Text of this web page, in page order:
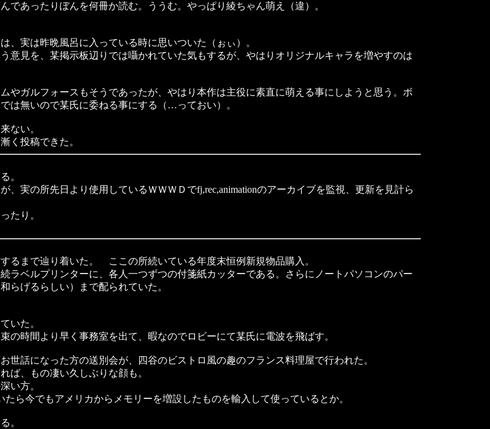
あったりぼんを何冊か読む。ううむ。やっぱり綾ちゃん萌え（違）。
実は昨晩風呂に入っている時に思いついた（ぉぃ）。
見を、某掲示板辺りでは囁かれていた気もするが、やはりオリジナルキャラを増やすのは
やガルフォースもそうであったが、やはり本作は主役に素直に萌える事にしようと思う。ボ
は無いので某氏に委ねる事にする（…っておい）。
ない。
く投稿できた。
。
実の所先日より使用しているＷＷＷＤでfj,rec,animationのアーカイブを監視、更新を見計ら
たり。
るまで辿り着いた。 ここの所続いている年度末恒例新規物品購入。
ベルプリンターに、各人一つずつの付箋紙カッターである。さらにノートパソコンのパー
らげるらしい）まで配られていた。
いた。
時間より早く事務室を出て、暇なのでロビーにて某氏に電波を飛ばす。
話になった方の送別会が、四谷のビストロ風の趣のフランス料理屋で行われた。
ば、もの凄い久しぶりな顔も。
い方。
ら今でもアメリカからメモリーを増設したものを輸入して使っているとか。
。